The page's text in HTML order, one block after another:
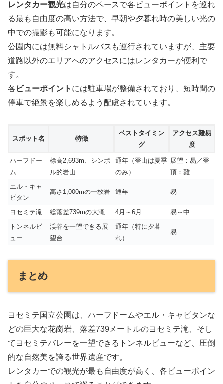
レンタカー観光は自分のペースで各ビューポイントを巡れ
る最も自由度の高い方法で、早朝や夕暮れ時の美しい光の
中での撮影も可能になります。
公園内には無料シャトルバスも運行されていますが、主要
道路以外のエリアへのアクセスにはレンタカーが便利で
す。
各 ビューポイント には駐車場が整備されており、短時間の
停車で絶景を楽しめるよう配慮されています。
スポット名 特徴
ベストタイミン
グ
アクセス難易
度
ハーフドー
ム
標高2,693m、シンボ
ル的岩山
通年（登山は夏季
のみ）
展望：易／登
頂：難
エル・キャ
ピタン
高さ1,000mの一枚岩 通年 易
ヨセミテ滝 総落差739mの大滝 4月～6月
易～中
トンネルビ
ュー
渓谷を一望できる展
望台
通年（特に夕暮
れ）
易
まとめ
ヨセミテ国立公園は、ハーフドームやエル・キャピタンな
どの巨大な花崗岩、落差739メートルのヨセミテ滝、そし
てヨセミテバレーを一望できるトンネルビューなど、圧倒
的な自然美を誇る世界遺産です。
レンタカーでの観光が最も自由度が高く、各ビューポイン